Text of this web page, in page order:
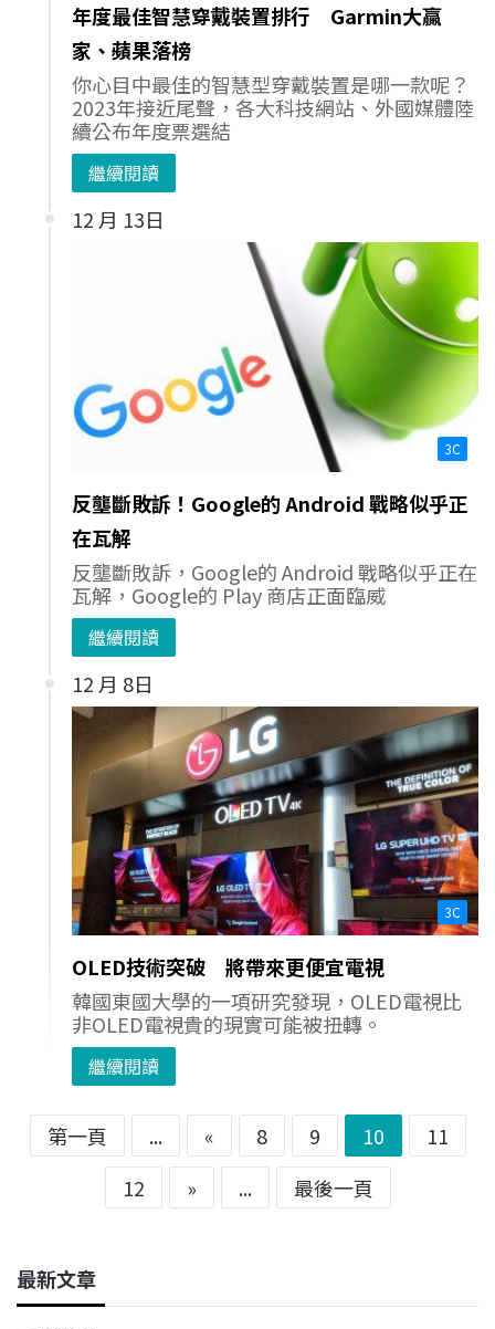
年度最佳智慧穿戴裝置排行 Garmin大贏
家、蘋果落榜
你心目中最佳的智慧型穿戴裝置是哪一款呢？
2023年接近尾聲，各大科技網站、外國媒體陸
續公布年度票選結
繼續閱讀
12 月 13日
3C
反壟斷敗訴！Google的 Android 戰略似乎正
在瓦解
反壟斷敗訴，Google的 Android 戰略似乎正在
瓦解，Google的 Play 商店正面臨威
繼續閱讀
12 月 8日
3C
OLED技術突破 將帶來更便宜電視
韓國東國大學的一項研究發現，OLED電視比
非OLED電視貴的現實可能被扭轉。
繼續閱讀
第一頁 ... « 8 9 10
11
12
» ... 最後一頁
最新文章